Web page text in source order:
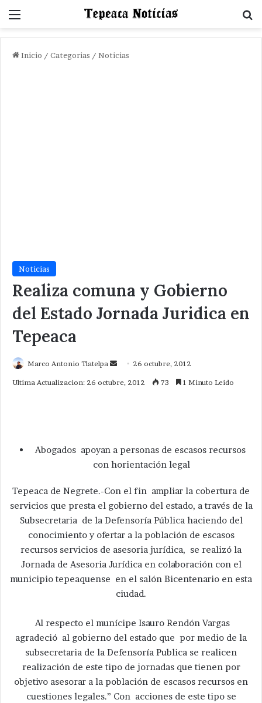
Menu
Inicio / Categorias / Noticias
Noticias
Realiza comuna y Gobierno
del Estado Jornada Juridica en
Tepeaca
Marco Antonio Tlatelpa
Send 26 octubre, 2012
Ultima Actualizacion: 26 octubre, 2012 73 1 Minuto Leido
Abogados apoyan a personas de escasos recursos
con horientación legal
Tepeaca de Negrete.-Con el fin ampliar la cobertura de
servicios que presta el gobierno del estado, a través de la
Subsecretaria de la Defensoría Pública haciendo del
conocimiento y ofertar a la población de escasos
recursos servicios de asesoria jurídica, se realizó la
Jornada de Asesoria Jurídica en colaboración con el
municipio tepeaquense en el salón Bicentenario en esta
ciudad.
Al respecto el munícipe Isauro Rendón Vargas
agradeció al gobierno del estado que por medio de la
subsecretaria de la Defensoría Publica se realicen
realización de este tipo de jornadas que tienen por
objetivo asesorar a la población de escasos recursos en
cuestiones legales.” Con acciones de este tipo se